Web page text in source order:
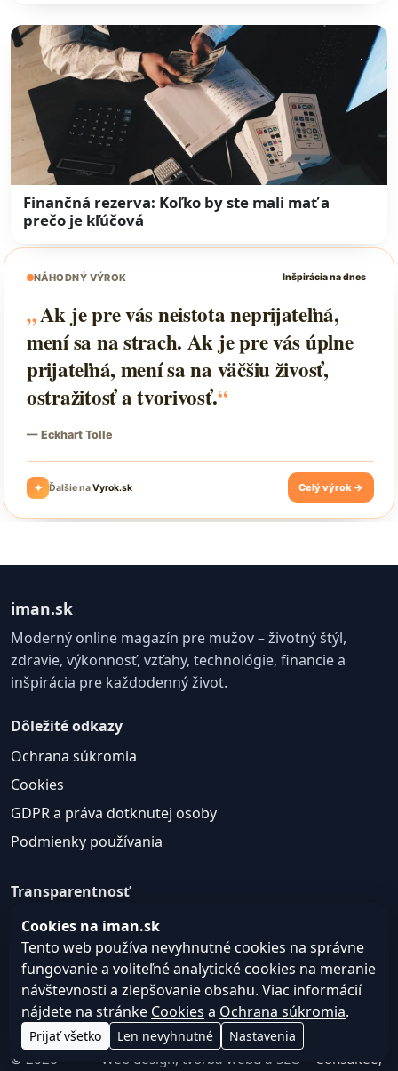
Finančná rezerva: Koľko by ste mali mať a
prečo je kľúčová
iman.sk
Moderný online magazín pre mužov – životný štýl,
zdravie, výkonnosť, vzťahy, technológie, financie a
inšpirácia pre každodenný život.
Dôležité odkazy
Ochrana súkromia
Cookies
GDPR a práva dotknutej osoby
Podmienky používania
Transparentnosť
Web môže používať nevyhnutné cookies pre správne
fungovanie a voliteľné analytické cookies na
zlepšovanie obsahu a používateľskej skúsenosti.
Nastavenie cookies
© 2026
Web design, tvorba webu a SEO – Consultee,
Cookies na iman.sk
Tento web používa nevyhnutné cookies na správne
fungovanie a voliteľné analytické cookies na meranie
návštevnosti a zlepšovanie obsahu. Viac informácií
nájdete na stránke Cookies a Ochrana súkromia.
Prijať všetko Len nevyhnutné Nastavenia